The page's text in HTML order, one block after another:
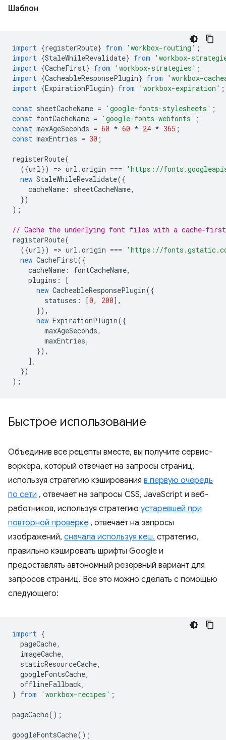
Шаблон
import {registerRoute} from 'workbox-routing' ;
import {StaleWhileRevalidate} from
'workbox-
import {CacheFirst} from 'workbox-strategies' ;
import {CacheableResponsePlugin} from
'workbox-
import {ExpirationPlugin} from 'workbox-expiration' ;
const sheetCacheName = 'google-fonts-stylesheets' ;
const fontCacheName = 'google-fonts-webfonts' ;
const maxAgeSeconds = 60 * 60 * 24 * 365 ;
const maxEntries = 30 ;
registerRoute(
({url}) => url .origin ===
'https://
new StaleWhileRevalidate({
cacheName : sheetCacheName,
})
);
// Cache the underlying font files with a cache-
registerRoute(
({url}) => url .origin ===
'https://
new CacheFirst({
cacheName : fontCacheName,
plugins :
[
new CacheableResponsePlugin({
statuses : [0, 200],
}),
new ExpirationPlugin({
maxAgeSeconds,
maxEntries,
}),
],
})
);
Быстрое использование
Объединив все рецепты вместе, вы получите сервис-
воркера, который отвечает на запросы страниц,
используя стратегию кэширования в первую очередь
по сети , отвечает на запросы CSS, JavaScript и веб-
работников, используя стратегию устаревшей при
повторной проверке , отвечает на запросы
изображений, сначала используя кеш. стратегию,
правильно кэшировать шрифты Google и
предоставлять автономный резервный вариант для
запросов страниц. Все это можно сделать с помощью
следующего:
import {
pageCache,
imageCache,
staticResourceCache,
googleFontsCache,
offlineFallback,
} from 'workbox-recipes' ;
pageCache();
googleFontsCache();